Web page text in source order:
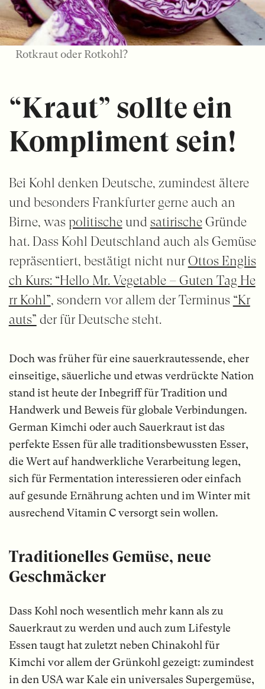
Rotkraut oder Rotkohl?
“Kraut” sollte ein
Kompliment sein!
Bei Kohl denken Deutsche, zumindest ältere
und besonders Frankfurter gerne auch an
Birne, was politischeund satirischeGründe
hat. Dass Kohl Deutschland auch als Gemüse
repräsentiert, bestätigt nicht nur Ottos Englis
ch Kurs: “Hello Mr. Vegetable – Guten Tag He
rr Kohl”, sondern vor allem der Terminus “Kr
auts” der für Deutsche steht.
Doch was früher für eine sauerkrautessende, eher
einseitige, säuerliche und etwas verdrückte Nation
stand ist heute der Inbegriff für Tradition und
Handwerk und Beweis für globale Verbindungen.
German Kimchi oder auch Sauerkraut ist das
perfekte Essen für alle traditionsbewussten Esser,
die Wert auf handwerkliche Verarbeitung legen,
sich für Fermentation interessieren oder einfach
auf gesunde Ernährung achten und im Winter mit
ausrechend Vitamin C versorgt sein wollen.
Traditionelles Gemüse, neue
Geschmäcker
Dass Kohl noch wesentlich mehr kann als zu
Sauerkraut zu werden und auch zum Lifestyle
Essen taugt hat zuletzt neben Chinakohl für
Kimchi vor allem der Grünkohl gezeigt: zumindest
in den USA war Kale ein universales Supergemüse,